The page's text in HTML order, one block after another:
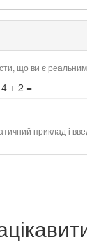
що ви є реальним
4 + 2 =
приклад і